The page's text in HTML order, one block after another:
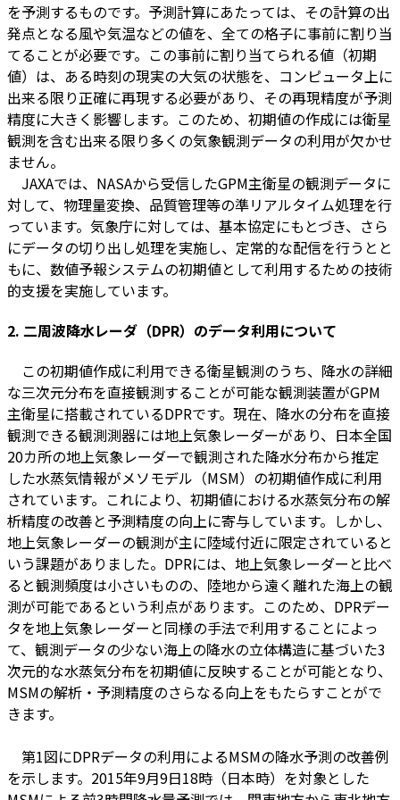
を予測するものです。予測計算にあたっては、その計算の出
発点となる風や気温などの値を、全ての格子に事前に割り当
てることが必要です。この事前に割り当てられる値（初期
値）は、ある時刻の現実の大気の状態を、コンピュータ上に
出来る限り正確に再現する必要があり、その再現精度が予測
精度に大きく影響します。このため、初期値の作成には衛星
観測を含む出来る限り多くの気象観測データの利用が欠かせ
ません。
JAXAでは、NASAから受信したGPM主衛星の観測データに
対して、物理量変換、品質管理等の準リアルタイム処理を行
っています。気象庁に対しては、基本協定にもとづき、さら
にデータの切り出し処理を実施し、定常的な配信を行うとと
もに、数値予報システムの初期値として利用するための技術
的支援を実施しています。
2. 二周波降水レーダ（DPR）のデータ利用について
この初期値作成に利用できる衛星観測のうち、降水の詳細
な三次元分布を直接観測することが可能な観測装置がGPM
主衛星に搭載されているDPRです。現在、降水の分布を直接
観測できる観測測器には地上気象レーダーがあり、日本全国
20カ所の地上気象レーダーで観測された降水分布から推定
した水蒸気情報がメソモデル（MSM）の初期値作成に利用
されています。これにより、初期値における水蒸気分布の解
析精度の改善と予測精度の向上に寄与しています。しかし、
地上気象レーダーの観測が主に陸域付近に限定されていると
いう課題がありました。DPRには、地上気象レーダーと比べ
ると観測頻度は小さいものの、陸地から遠く離れた海上の観
測が可能であるという利点があります。このため、DPRデー
タを地上気象レーダーと同様の手法で利用することによっ
て、観測データの少ない海上の降水の立体構造に基づいた3
次元的な水蒸気分布を初期値に反映することが可能となり、
MSMの解析・予測精度のさらなる向上をもたらすことがで
きます。
第1図にDPRデータの利用によるMSMの降水予測の改善例
を示します。2015年9月9日18時（日本時）を対象とした